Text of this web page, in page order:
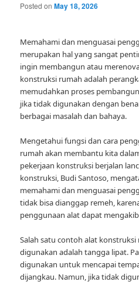
Posted onMay 18, 2026
Memahami dan menguasai
merupakan hal yang sangat
ingin membangun atau
konstruksi rumah adalah
memudahkan proses
jika tidak digunakan dengan
berbagai masalah dan bahaya.
Mengetahui fungsi dan cara
rumah akan membantu kita
pekerjaan konstruksi berjalan
konstruksi, Budi Santoso,
memahami dan menguasai
tidak bisa dianggap remeh,
penggunaan alat dapat
Salah satu contoh alat
digunakan adalah tangga lipat.
digunakan untuk mencapai
dijangkau. Namun, jika tidak